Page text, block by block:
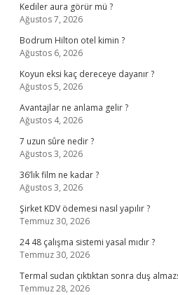
Kediler aura görür mü ?
Ağustos 7, 2026
Bodrum Hilton otel kimin ?
Ağustos 6, 2026
Koyun eksi kaç dereceye dayanır ?
Ağustos 5, 2026
Avantajlar ne anlama gelir ?
Ağustos 4, 2026
7 uzun sûre nedir ?
Ağustos 3, 2026
36’lık film ne kadar ?
Ağustos 3, 2026
Şirket KDV ödemesi nasıl yapılır ?
Temmuz 30, 2026
24 48 çalışma sistemi yasal mıdır ?
Temmuz 30, 2026
Termal sudan çıktıktan sonra duş
Temmuz 28, 2026